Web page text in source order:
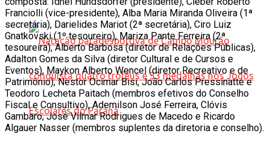
Franciolli (vice-presidente), Alba Maria Miranda Oliveira (1ª
secretária), Darielides Mariot (2ª secretária), Ciro Luiz
Gnatkovski (1º tesoureiro), Mariza Pante Ferreira (2ª
tesoureira), Alberto Barbosa (diretor de Relações Públicas),
Adalton Gomes da Silva (diretor Cultural e de Cursos e
Eventos), Maykon Alberto Wencel (diretor Recreativo e de
Patrimônio), Nestor Ocimar Bisi, João Carlos Pressinatte e
Teodoro Lecheta Paitach (membros efetivos do Conselho
Fiscal e Consultivo), Ademilson José Ferreira, Clóvis
Gambaro, José Vilmar Rodrigues de Macedo e Ricardo
Algauer Nasser (membros suplentes da diretoria e conselho).